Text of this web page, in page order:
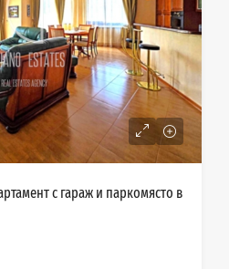
с гараж и паркомясто в